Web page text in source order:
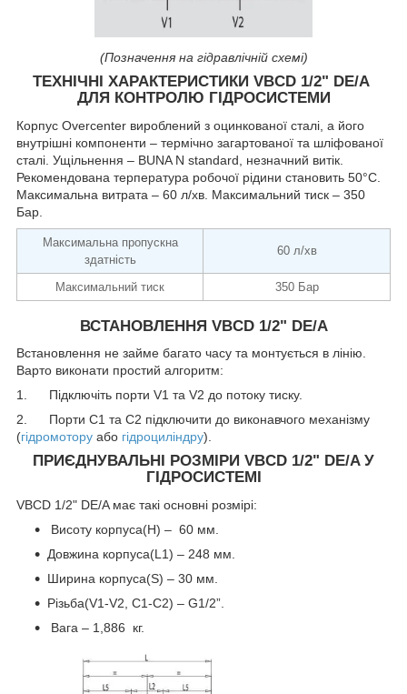
(Позначення на гідравлічній схемі)
ТЕХНІЧНІ ХАРАКТЕРИСТИКИ VBCD 1/2" DE/A
ДЛЯ КОНТРОЛЮ ГІДРОСИСТЕМИ
Корпус Overcenter вироблений з оцинкованої сталі, а його
внутрішні компоненти – термічно загартованої та шліфованої
сталі. Ущільнення – BUNA N standard, незначний витік.
Рекомендована терпература робочої рідини становить 50°С.
Максимальна витрата – 60 л/хв. Максимальний тиск – 350
Бар.
Максимальна пропускна
здатність
60 л/хв
Максимальний тиск 350 Бар
ВСТАНОВЛЕННЯ VBCD 1/2" DE/A
Встановлення не займе багато часу та монтується в лінію.
Варто виконати простий алгоритм:
1. Підключіть порти V1 та V2 до потоку тиску.
2. Порти С1 та С2 підключити до виконавчого механізму
(гідромотору або гідроциліндру).
ПРИЄДНУВАЛЬНІ РОЗМІРИ VBCD 1/2" DE/A У
ГІДРОСИСТЕМІ
VBCD 1/2" DE/A має такі основні розмірі:
Висоту корпуса(H) – 60 мм.
Довжина корпуса(L1) – 248 мм.
Ширина корпуса(S) – 30 мм.
Різьба(V1-V2, С1-С2) – G1/2”.
Вага – 1,886 кг.